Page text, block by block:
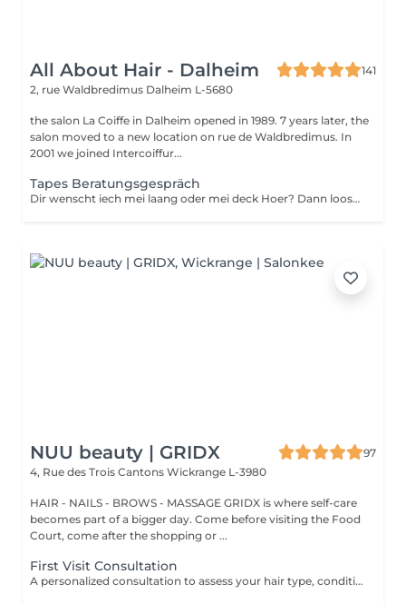
All About Hair - Dalheim
141
2, rue Waldbredimus Dalheim L-5680
the salon La Coiffe in Dalheim opened in 1989. 7 years later, the
salon moved to a new location on rue de Waldbredimus. In
2001 we joined Intercoiffur...
Tapes Beratungsgespräch
Dir wenscht iech mei laang oder mei deck Hoer? Dann loost iech proffesionnel beroden.
NUU beauty | GRIDX
97
4, Rue des Trois Cantons Wickrange L-3980
HAIR - NAILS - BROWS - MASSAGE GRIDX is where self-care
becomes part of a bigger day. Come before visiting the Food
Court, come after the shopping or ...
First Visit Consultation
A personalized consultation to assess your hair type, condition, and goals helping us recommend the perfect treatments, color, or cut to suit your style and lifestyle.